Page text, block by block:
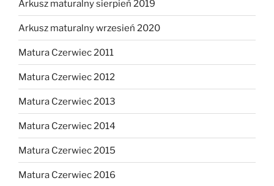
Arkusz maturalny sierpień 2019
Arkusz maturalny wrzesień 2020
Matura Czerwiec 2011
Matura Czerwiec 2012
Matura Czerwiec 2013
Matura Czerwiec 2014
Matura Czerwiec 2015
Matura Czerwiec 2016